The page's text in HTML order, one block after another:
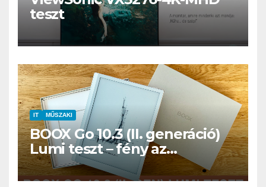
teszt
IT MŰSZAKI
BOOX Go 10.3 (II. generáció)
Lumi teszt – fény az
éjszakában, fél könyvtár a
családi csomagban